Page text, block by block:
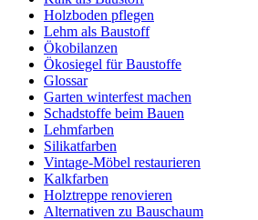
Holzboden pflegen
Lehm als Baustoff
Ökobilanzen
Ökosiegel für Baustoffe
Glossar
Garten winterfest machen
Schadstoffe beim Bauen
Lehmfarben
Silikatfarben
Vintage-Möbel restaurieren
Kalkfarben
Holztreppe renovieren
Alternativen zu Bauschaum